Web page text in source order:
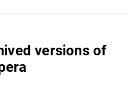
versions of